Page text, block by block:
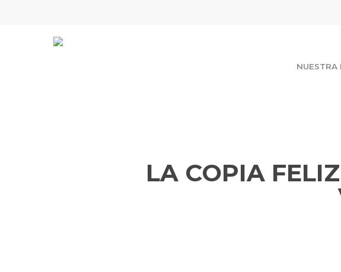
NUESTRA
LA COPIA